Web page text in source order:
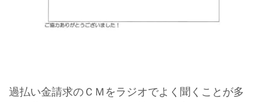
過払い金請求のＣＭをラジオでよく聞くことが多